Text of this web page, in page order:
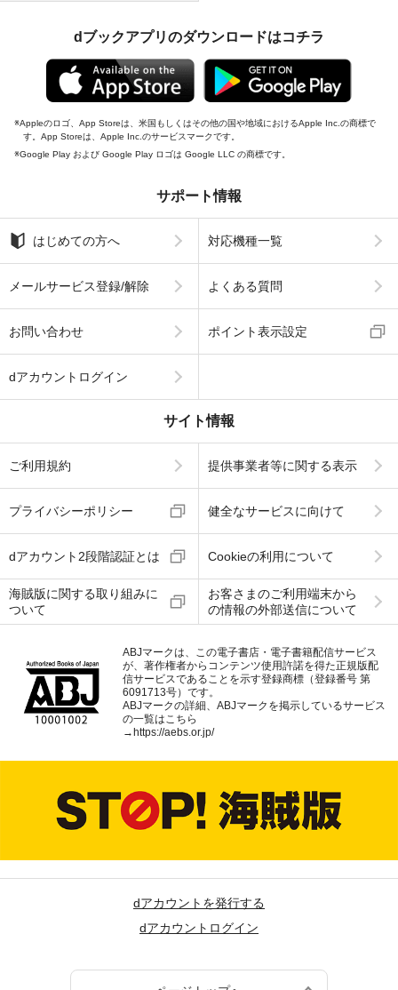
dブックアプリのダウンロードはコチラ
Appleのロゴ、App Storeは、米国もしくはその他の国や地域におけるApple Inc.の商標で
す。App Storeは、Apple Inc.のサービスマークです。
Google Play および Google Play ロゴは Google LLC の商標です。
サポート情報
はじめての方へ 対応機種一覧
メールサービス登録/解除 よくある質問
お問い合わせ ポイント表示設定
dアカウントログイン
サイト情報
ご利用規約 提供事業者等に関する表示
プライバシーポリシー 健全なサービスに向けて
dアカウント2段階認証とは Cookieの利用について
海賊版に関する取り組みに
ついて
お客さまのご利用端末から
の情報の外部送信について
ABJマークは、この電子書店・電子書籍配信サービス
が、著作権者からコンテンツ使用許諾を得た正規版配
信サービスであることを示す登録商標（登録番号 第
6091713号）です。
ABJマークの詳細、ABJマークを掲示しているサービス
の一覧はこちら
→https://aebs.or.jp/
dアカウントを発行する
dアカウントログイン